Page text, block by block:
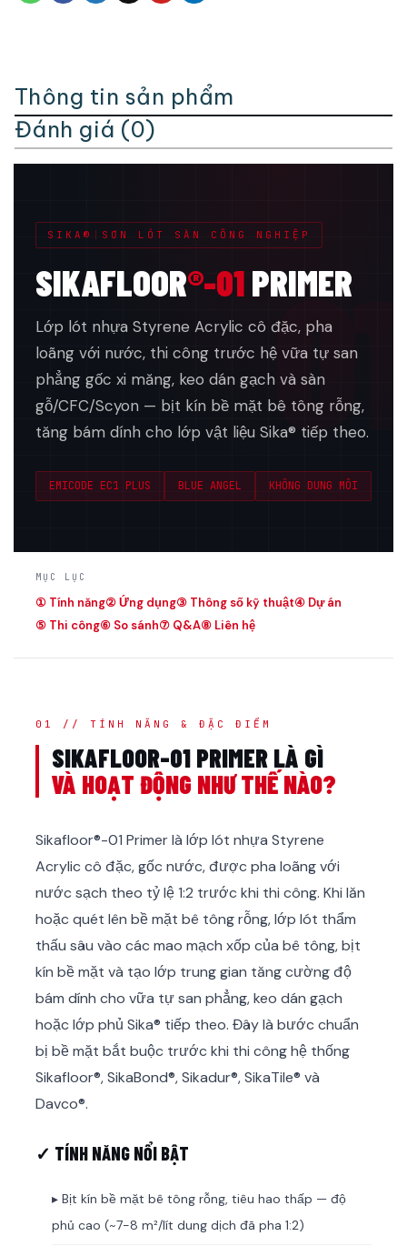
Thông tin sản phẩm
Đánh giá (0)
01
SIKA® SƠN LÓT SÀN CÔNG NGHIỆP
SIKAFLOOR®-01PRIMER
Lớp lót nhựa Styrene Acrylic cô đặc, pha
loãng với nước, thi công trước hệ vữa tự san
phẳng gốc xi măng, keo dán gạch và sàn
gỗ/CFC/Scyon — bịt kín bề mặt bê tông rỗng,
tăng bám dính cho lớp vật liệu Sika® tiếp theo.
EMICODE EC1 PLUS BLUE ANGEL KHÔNG DUNG MÔI
MỤC LỤC
① Tính năng② Ứng dụng③ Thông số kỹ thuật④ Dự án
⑤ Thi công⑥ So sánh⑦ Q&A⑧ Liên hệ
01 // TÍNH NĂNG & ĐẶC ĐIỂM
SIKAFLOOR-01 PRIMER LÀ GÌ
VÀ HOẠT ĐỘNG NHƯ THẾ NÀO?
Sikafloor®-01 Primer là lớp lót nhựa Styrene
Acrylic cô đặc, gốc nước, được pha loãng với
nước sạch theo tỷ lệ 1:2 trước khi thi công. Khi lăn
hoặc quét lên bề mặt bê tông rỗng, lớp lót thẩm
thấu sâu vào các mao mạch xốp của bê tông, bịt
kín bề mặt và tạo lớp trung gian tăng cường độ
bám dính cho vữa tự san phẳng, keo dán gạch
hoặc lớp phủ Sika® tiếp theo. Đây là bước chuẩn
bị bề mặt bắt buộc trước khi thi công hệ thống
Sikafloor®, SikaBond®, Sikadur®, SikaTile® và
Davco®.
✓ TÍNH NĂNG NỔI BẬT
▸ Bịt kín bề mặt bê tông rỗng, tiêu hao thấp — độ
phủ cao (~7-8 m²/lít dung dịch đã pha 1:2)